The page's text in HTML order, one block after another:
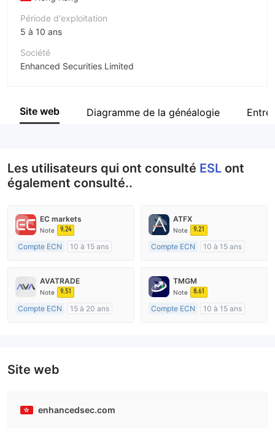
Période d'exploitation
5 à 10 ans
Société
Enhanced Securities Limited
Personnel
Site web Diagramme de la généalogie
Les utilisateurs qui ont consulté ESL ont
également consulté..
EC markets
Note 9.24
Compte ECN
10 à 15 ans
Etiquette principale MT4
ATFX
Note 9.21
Compte ECN
10 à 15 ans
Market Making (MM)
Etiquette principale MT4
AVATRADE
Note 9.51
Compte ECN
15 à 20 ans
TMGM
Note 8.61
Compte ECN
10 à 15 ans
Site web
enhancedsec.com